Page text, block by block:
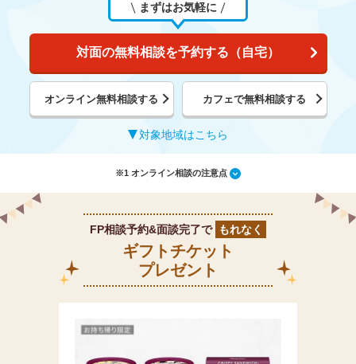
まずはお気軽に
対面の無料相談を予約する（自宅）
オンライン無料相談する カフェで無料相談する
対象地域はこちら
※1 オンライン相談の注意点
FP相談予約&面談完了で もれなく
ギフトチケット
プレゼント